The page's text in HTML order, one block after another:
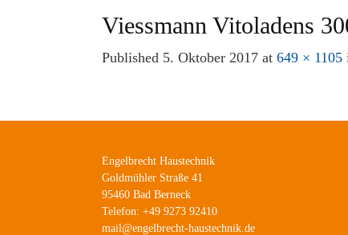
Viessmann Vitoladens
Published 5. Oktober 2017 at 649 × 1105
Engelbrecht Haustechnik
Goldmühler Straße 41
95460 Bad Berneck
Telefon: +49 9273 92410
mail@engelbrecht-haustechnik.de